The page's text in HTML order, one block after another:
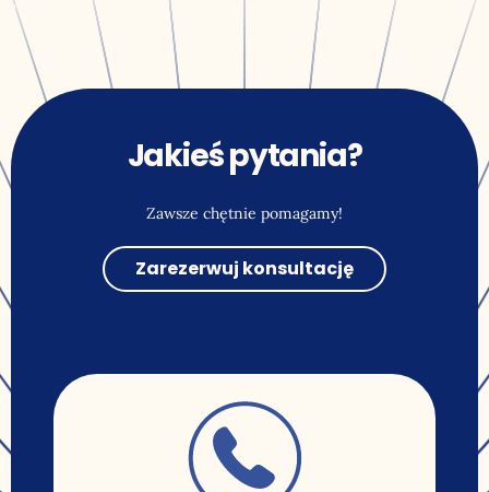
Jakieś pytania?
Zawsze chętnie pomagamy!
Zarezerwuj konsultację